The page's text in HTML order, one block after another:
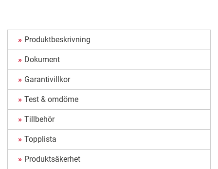
Produktbeskrivning
Dokument
Garantivillkor
Test & omdöme
Tillbehör
Topplista
Produktsäkerhet